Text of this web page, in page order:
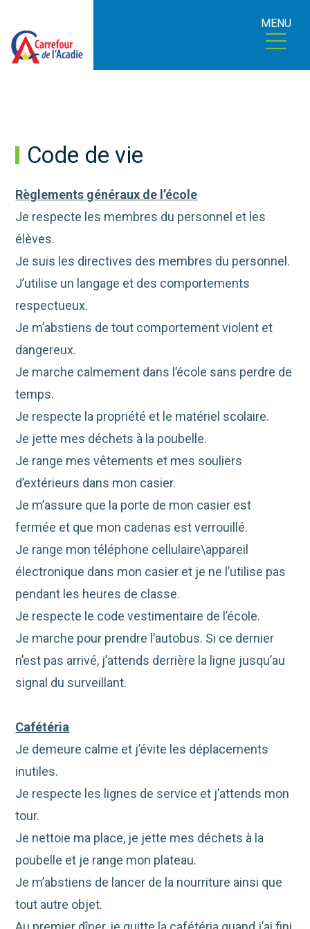
MENU
Code de vie
Règlements généraux de l’école
Je respecte les membres du personnel et les
élèves.
Je suis les directives des membres du personnel.
J’utilise un langage et des comportements
respectueux.
Je m’abstiens de tout comportement violent et
dangereux.
Je marche calmement dans l’école sans perdre de
temps.
Je respecte la propriété et le matériel scolaire.
Je jette mes déchets à la poubelle.
Je range mes vêtements et mes souliers
d’extérieurs dans mon casier.
Je m’assure que la porte de mon casier est
fermée et que mon cadenas est verrouillé.
Je range mon téléphone cellulaire\appareil
électronique dans mon casier et je ne l’utilise pas
pendant les heures de classe.
Je respecte le code vestimentaire de l’école.
Je marche pour prendre l’autobus. Si ce dernier
n’est pas arrivé, j’attends derrière la ligne jusqu’au
signal du surveillant.
Cafétéria
Je demeure calme et j’évite les déplacements
inutiles.
Je respecte les lignes de service et j’attends mon
tour.
Je nettoie ma place, je jette mes déchets à la
poubelle et je range mon plateau.
Je m’abstiens de lancer de la nourriture ainsi que
tout autre objet.